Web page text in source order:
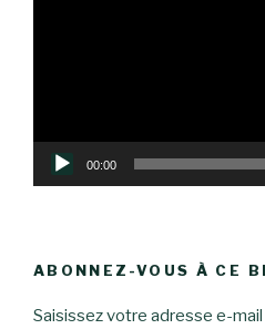
00:00
ABONNEZ-VOUS À CE
Saisissez votre adresse e-